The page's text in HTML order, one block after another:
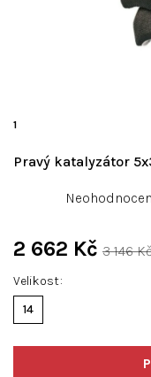
Velikost
14
3 146
2 662 Kč
Pravý katalyzátor
1
hodnocení
je
0,0